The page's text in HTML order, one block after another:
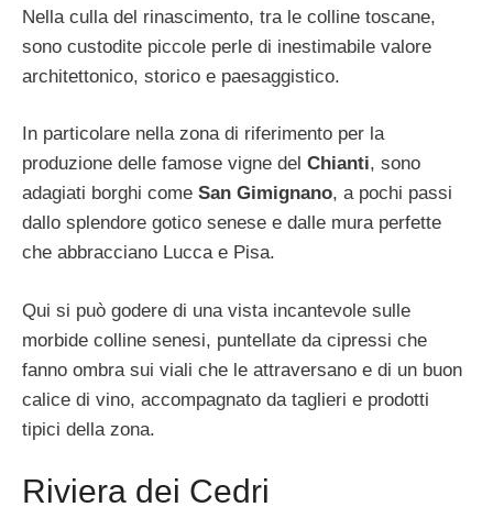
Nella culla del rinascimento, tra le colline toscane,
sono custodite piccole perle di inestimabile valore
architettonico, storico e paesaggistico.
In particolare nella zona di riferimento per la
produzione delle famose vigne del Chianti, sono
adagiati borghi come San Gimignano, a pochi passi
dallo splendore gotico senese e dalle mura perfette
che abbracciano Lucca e Pisa.
Qui si può godere di una vista incantevole sulle
morbide colline senesi, puntellate da cipressi che
fanno ombra sui viali che le attraversano e di un buon
calice di vino, accompagnato da taglieri e prodotti
tipici della zona.
Riviera dei Cedri